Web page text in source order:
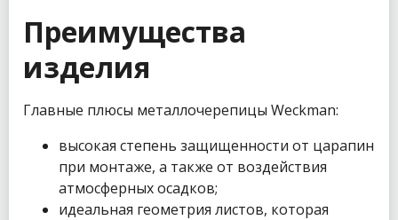
Преимущества
изделия
Главные плюсы металлочерепицы Weckman:
высокая степень защищенности от царапин
при монтаже, а также от воздействия
атмосферных осадков;
идеальная геометрия листов, которая